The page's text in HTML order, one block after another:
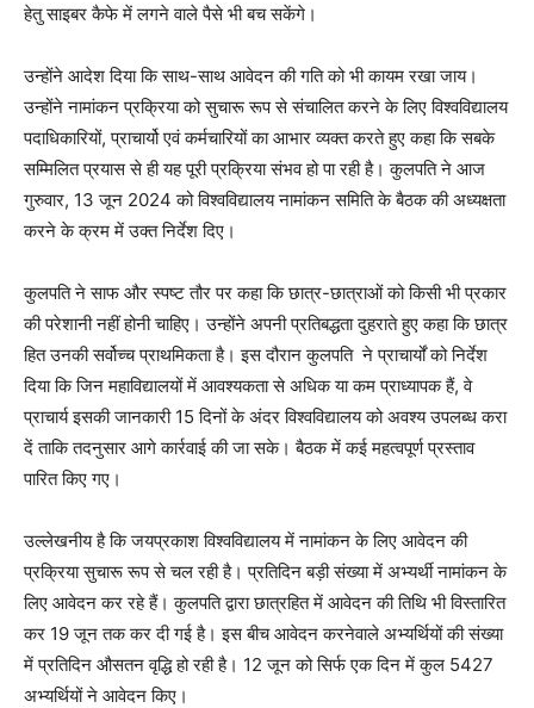
हेतु साइबर कैफे में लगने वाले पैसे भी बच सकेंगे।
उन्होंने आदेश दिया कि साथ-साथ आवेदन की गति को भी कायम रखा जाय।
उन्होंने नामांकन प्रक्रिया को सुचारू रूप से संचालित करने के लिए विश्वविद्यालय
पदाधिकारियों, प्राचार्यो एवं कर्मचारियों का आभार व्यक्त करते हुए कहा कि सबके
सम्मिलित प्रयास से ही यह पूरी प्रक्रिया संभव हो पा रही है। कुलपति ने आज
गुरुवार, 13 जून 2024 को विश्वविद्यालय नामांकन समिति के बैठक की अध्यक्षता
करने के क्रम में उक्त निर्देश दिए।
कुलपति ने साफ और स्पष्ट तौर पर कहा कि छात्र-छात्राओं को किसी भी प्रकार
की परेशानी नहीं होनी चाहिए। उन्होंने अपनी प्रतिबद्धता दुहराते हुए कहा कि छात्र
हित उनकी सर्वोच्च प्राथमिकता है। इस दौरान कुलपति ने प्राचार्यों को निर्देश
दिया कि जिन महाविद्यालयों में आवश्यकता से अधिक या कम प्राध्यापक हैं, वे
प्राचार्य इसकी जानकारी 15 दिनों के अंदर विश्वविद्यालय को अवश्य उपलब्ध करा
दें ताकि तदनुसार आगे कार्रवाई की जा सके। बैठक में कई महत्वपूर्ण प्रस्ताव
पारित किए गए।
उल्लेखनीय है कि जयप्रकाश विश्वविद्यालय में नामांकन के लिए आवेदन की
प्रक्रिया सुचारू रूप से चल रही है। प्रतिदिन बड़ी संख्या में अभ्यर्थी नामांकन के
लिए आवेदन कर रहे हैं। कुलपति द्वारा छात्रहित में आवेदन की तिथि भी विस्तारित
कर 19 जून तक कर दी गई है। इस बीच आवेदन करनेवाले अभ्यर्थियों की संख्या
में प्रतिदिन औसतन वृद्धि हो रही है। 12 जून को सिर्फ एक दिन में कुल 5427
अभ्यर्थियों ने आवेदन किए।